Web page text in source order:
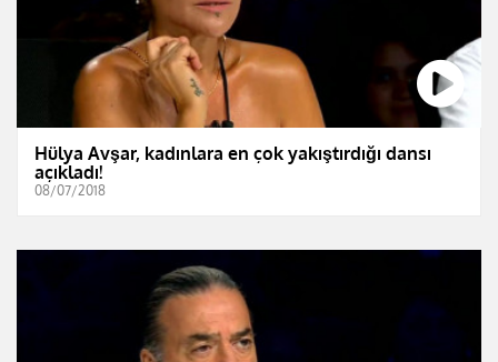
Hülya Avşar, kadınlara en çok yakıştırdığı dansı
açıkladı!
08/07/2018